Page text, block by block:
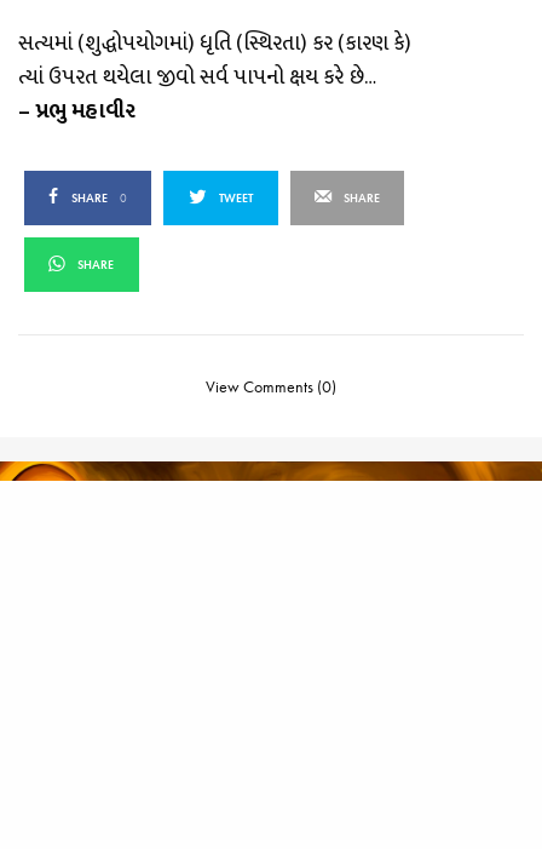
સત્યમાં (શુદ્ધોપયોગમાં) ધૃતિ (સ્થિરતા) કર (કારણ કે)
ત્યાં ઉપરત થયેલા જીવો સર્વ પાપનો ક્ષય કરે છે…
– પ્રભુ મહાવીર
SHARE 0 TWEET SHARE
SHARE
View Comments (0)